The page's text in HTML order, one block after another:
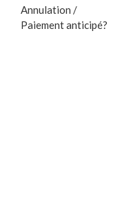
Annulation /
Paiement anticipé?